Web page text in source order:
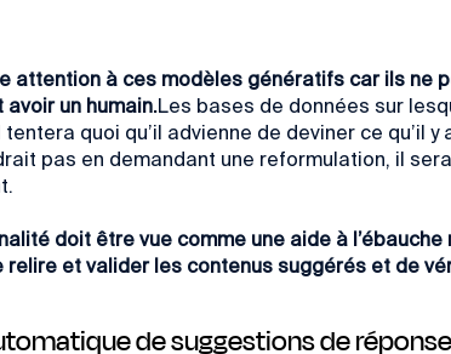
attention à ces modèles génératifs car ils ne
un humain.Les bases de données sur
quoi qu’il advienne de deviner ce qu’il
pas en demandant une reformulation, il
doit être vue comme une aide à
relire et valider les contenus suggérés et de
de suggestions de